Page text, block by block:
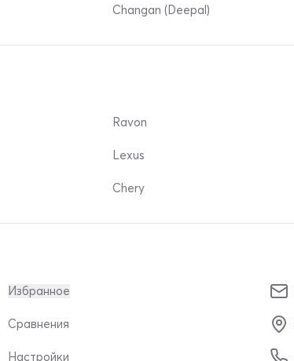
Changan (Deepal)
Ravon
Lexus
Chery
Избранное
Сравнения
Настройки